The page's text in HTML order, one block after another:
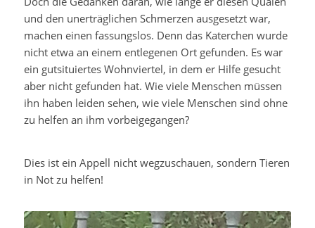
und den unerträglichen Schmerzen ausgesetzt war,
machen einen fassungslos. Denn das Katerchen wurde
nicht etwa an einem entlegenen Ort gefunden. Es war
ein gutsituiertes Wohnviertel, in dem er Hilfe gesucht
aber nicht gefunden hat. Wie viele Menschen müssen
ihn haben leiden sehen, wie viele Menschen sind ohne
zu helfen an ihm vorbeigegangen?
Dies ist ein Appell nicht wegzuschauen, sondern Tieren
in Not zu helfen!